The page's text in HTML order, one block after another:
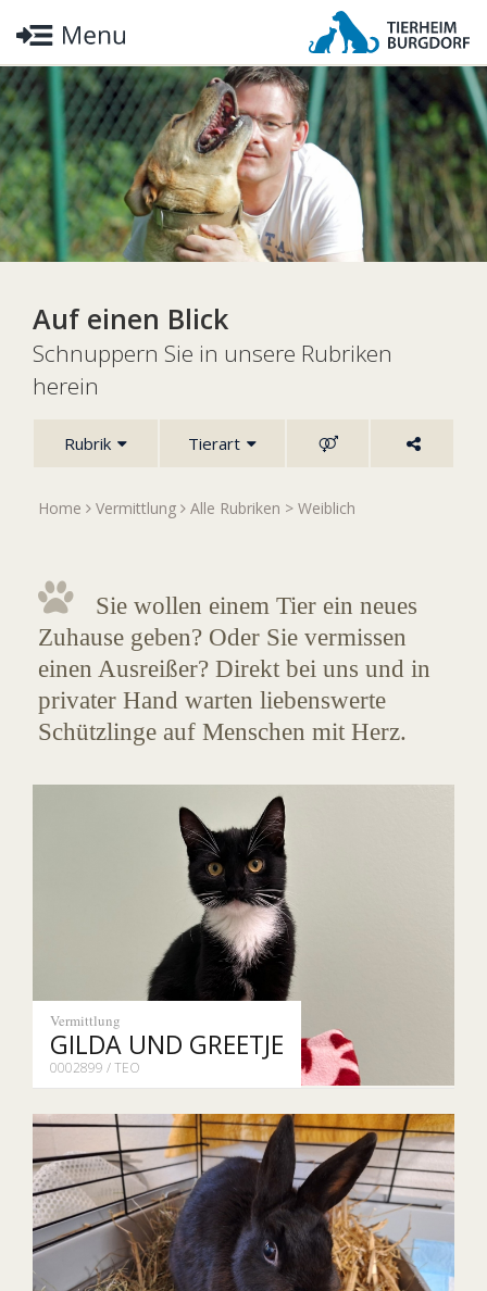
Auf einen Blick
Schnuppern Sie in unsere Rubriken
herein
Rubrik Tierart
Home Vermittlung Alle Rubriken > Weiblich
Sie wollen einem Tier ein neues
Zuhause geben? Oder Sie vermissen
einen Ausreißer? Direkt bei uns und in
privater Hand warten liebenswerte
Schützlinge auf Menschen mit Herz.
Vermittlung
GILDA UND GREETJE
0002899 / TEO